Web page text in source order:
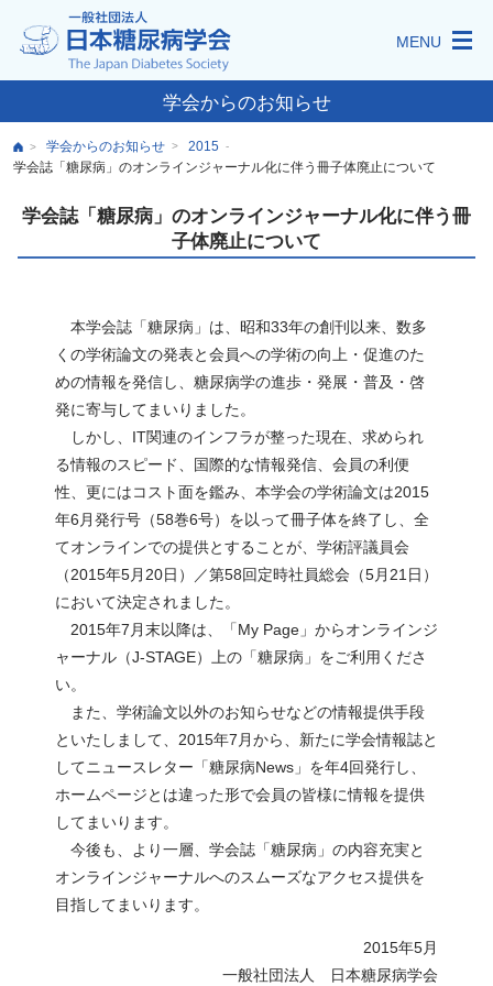
MENU
学会からのお知らせ
> 学会からのお知らせ > 2015 -
学会誌「糖尿病」のオンラインジャーナル化に伴う冊子体廃止について
学会誌「糖尿病」のオンラインジャーナル化に伴う冊
子体廃止について
本学会誌「糖尿病」は、昭和33年の創刊以来、数多
くの学術論文の発表と会員への学術の向上・促進のた
めの情報を発信し、糖尿病学の進歩・発展・普及・啓
発に寄与してまいりました。
しかし、IT関連のインフラが整った現在、求められ
る情報のスピード、国際的な情報発信、会員の利便
性、更にはコスト面を鑑み、本学会の学術論文は2015
年6月発行号（58巻6号）を以って冊子体を終了し、全
てオンラインでの提供とすることが、学術評議員会
（2015年5月20日）／第58回定時社員総会（5月21日）
において決定されました。
2015年7月末以降は、「My Page」からオンラインジ
ャーナル（J-STAGE）上の「糖尿病」をご利用くださ
い。
また、学術論文以外のお知らせなどの情報提供手段
といたしまして、2015年7月から、新たに学会情報誌と
してニュースレター「糖尿病News」を年4回発行し、
ホームページとは違った形で会員の皆様に情報を提供
してまいります。
今後も、より一層、学会誌「糖尿病」の内容充実と
オンラインジャーナルへのスムーズなアクセス提供を
目指してまいります。
2015年5月
一般社団法人 日本糖尿病学会